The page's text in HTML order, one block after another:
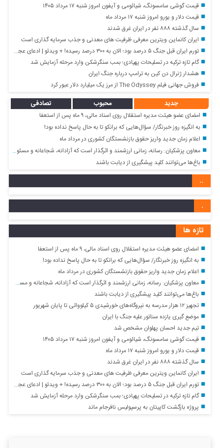
قیمت گوشی سامسونگ، شیائومی و آیفون امروز شنبه ۱۷ مرداد ۱۴۰۵
قیمت دلار و یورو امروز شنبه ۱۷ مرداد ماه
سال گذشته ۸۸۸ نفر در ایران غرق شدند
ایران کانماین ویترین معرفی ظرفیت های معدنی و جذب سرمایه گذاری است
تورم ایران قبل جنگ ۵ درصد بود؛ الان به ۳۰۰ درصد رسیده! + ویدئو | ادعای عجیب ترامپ درباره تورم ایران | واکنش بانک مرکزی
گام تازه ترکیه در تسلیحات پهپادی؛ بمب سنگرشکن وارد مرحله آزمایش شد
هشدار ژنرال دن کین به ترامپ درباره جنگ ایران
فروش جهانی فیلم The Odyssey از مرز یک میلیارد دلار عبور کرد
جدید محبوب تصادفی
امضای عضو هیئت مدیره استقلال روی اسناد مالی، ۹ ماه پس از استعفا
به انگیزه روز خبرنگار/ سؤال‌هایی که برانکو تا به حال پاسخ نداده بود!
اعلام زمان جدید واریز حقوق بازنشستگان کشوری در مرداد ماه
معاون پزشکیان: رسانه، زمانی ارزشمند و اثرگذار است که آزادانه، شجاعانه و مسئولانه بگوید و بنویسد/ دولت هرگز از خبرنگاران نمی‌خواهد نقد را کنار بگذارند
باغ‌ها می‌توانند کلید پیشگیری از دیابت باشند
..
.
تازه ها
امضای عضو هیئت مدیره استقلال روی اسناد مالی، ۹ ماه پس از استعفا
به انگیزه روز خبرنگار/ سؤال‌هایی که برانکو تا به حال پاسخ نداده بود!
اعلام زمان جدید واریز حقوق بازنشستگان کشوری در مرداد ماه
معاون پزشکیان: رسانه، زمانی ارزشمند و اثرگذار است که آزادانه، شجاعانه و مسئولانه بگوید و بنویسد/ دولت هرگز از خبرنگاران نمی‌خواهد نقد را کنار بگذارند
باغ‌ها می‌توانند کلید پیشگیری از دیابت باشند
تجهیز ۱۲ هزار مدرسه به نیروگاه‌های خورشیدی ۵ کیلوواتی تا پایان شهریور
موضع گیری یازده سناتور علیه جنگ با ایران
تیم جدید احسان پهلوان مشخص شد
قیمت گوشی سامسونگ، شیائومی و آیفون امروز شنبه ۱۷ مرداد ۱۴۰۵
قیمت دلار و یورو امروز شنبه ۱۷ مرداد ماه
سال گذشته ۸۸۸ نفر در ایران غرق شدند
ایران کانماین ویترین معرفی ظرفیت های معدنی و جذب سرمایه گذاری است
تورم ایران قبل جنگ ۵ درصد بود؛ الان به ۳۰۰ درصد رسیده! + ویدئو | ادعای عجیب ترامپ درباره تورم ایران | واکنش بانک مرکزی
گام تازه ترکیه در تسلیحات پهپادی؛ بمب سنگرشکن وارد مرحله آزمایش شد
پروژه بازگشت کاپیتان به پرسپولیس نافرجام ماند